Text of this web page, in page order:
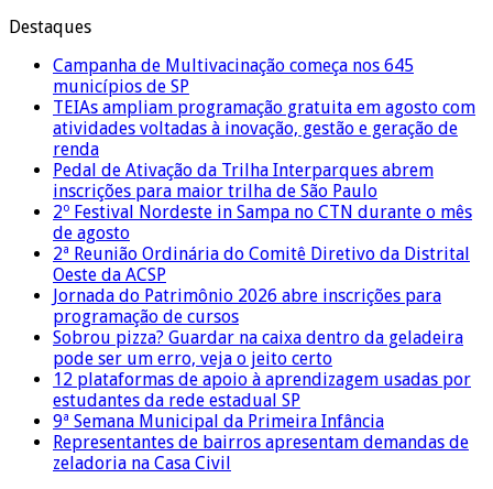
Destaques
Campanha de Multivacinação começa nos 645
municípios de SP
TEIAs ampliam programação gratuita em agosto com
atividades voltadas à inovação, gestão e geração de
renda
Pedal de Ativação da Trilha Interparques abrem
inscrições para maior trilha de São Paulo
2º Festival Nordeste in Sampa no CTN durante o mês
de agosto
2ª Reunião Ordinária do Comitê Diretivo da Distrital
Oeste da ACSP
Jornada do Patrimônio 2026 abre inscrições para
programação de cursos
Sobrou pizza? Guardar na caixa dentro da geladeira
pode ser um erro, veja o jeito certo
12 plataformas de apoio à aprendizagem usadas por
estudantes da rede estadual SP
9ª Semana Municipal da Primeira Infância
Representantes de bairros apresentam demandas de
zeladoria na Casa Civil